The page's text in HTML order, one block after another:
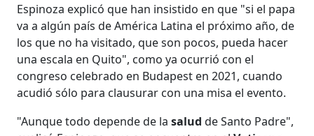
Espinoza explicó que han insistido en que "si el papa
va a algún país de América Latina el próximo año, de
los que no ha visitado, que son pocos, pueda hacer
una escala en Quito", como ya ocurrió con el
congreso celebrado en Budapest en 2021, cuando
acudió sólo para clausurar con una misa el evento.
"Aunque todo depende de lasaludde Santo Padre",